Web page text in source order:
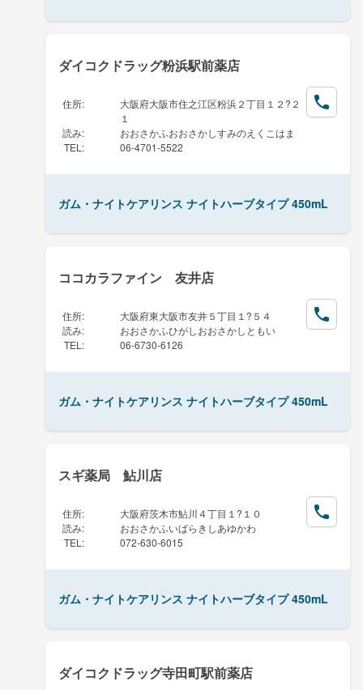
ダイコクドラッグ粉浜駅前薬店
住所:
大阪府大阪市住之江区粉浜２丁目１２?２
１
読み:
おおさかふおおさかしすみのえくこはま
TEL : 06-4701-5522
ガム・ナイトケアリンス ナイトハーブタイプ 450mL
ココカラファイン 友井店
住所:
大阪府東大阪市友井５丁目１?５４
読み:
おおさかふひがしおおさかしともい
TEL : 06-6730-6126
ガム・ナイトケアリンス ナイトハーブタイプ 450mL
スギ薬局 鮎川店
住所:
大阪府茨木市鮎川４丁目１?１０
読み:
おおさかふいばらきしあゆかわ
TEL : 072-630-6015
ガム・ナイトケアリンス ナイトハーブタイプ 450mL
ダイコクドラッグ寺田町駅前薬店